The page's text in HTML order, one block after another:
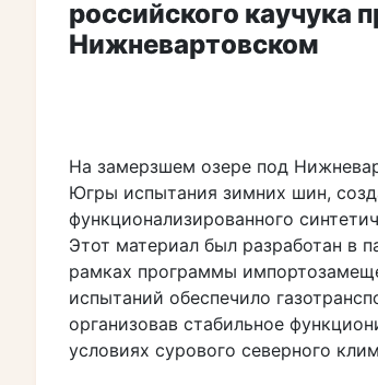
российского каучука
Нижневартовском
На замерзшем озере под
Югры испытания зимних шин,
функционализированного
Этот материал был разработан в
рамках программы
испытаний обеспечило
организовав стабильное
условиях сурового северного